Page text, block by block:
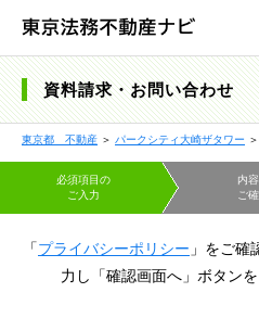
資料請求・お問い合わせ
東京都 不動産 ＞ パークシティ大崎ザタワー ＞
必須項目の
ご入力
内
ご
「プライバシーポリシー 」をご確
力し「確認画面へ」ボタン